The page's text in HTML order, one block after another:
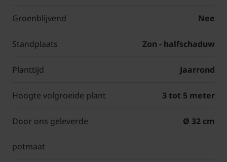
Groenblijvend Nee
Standplaats Zon - halfschaduw
Planttijd Jaarrond
Hoogte volgroeide plant 3 tot 5 meter
Door ons geleverde
potmaat
Ø 32 cm